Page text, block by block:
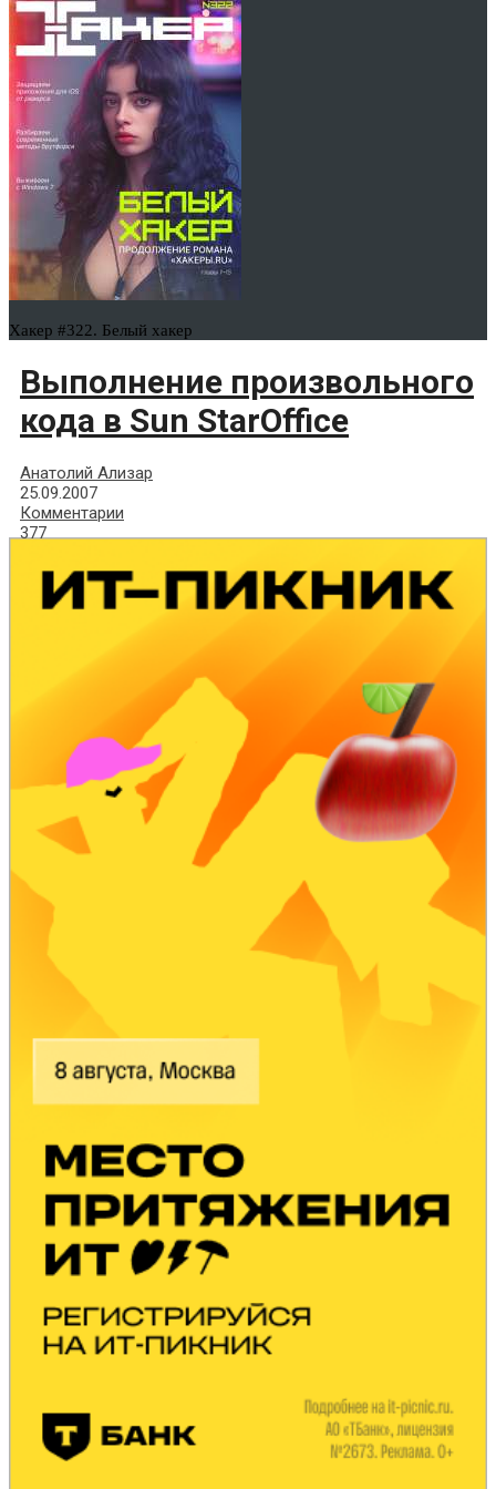
Хакер #322. Белый хакер
Выполнение произвольного
кода в Sun StarOffice
Анатолий Ализар
25.09.2007
Комментарии
377